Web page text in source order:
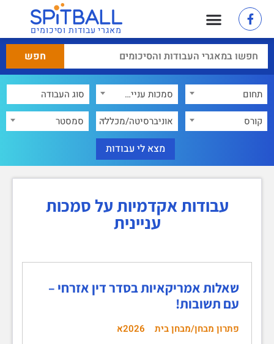
מאגרי עבודות וסיכומים
תחום
סמכות עניינית
קורס
אוניברסיטה/מכללה סמסטר
עבודות אקדמיות על סמכות
עניינית
שאלות אמריקאיות בסדר דין אזרחי –
עם תשובות!
פתרון מבחן/מבחן בית 2026א